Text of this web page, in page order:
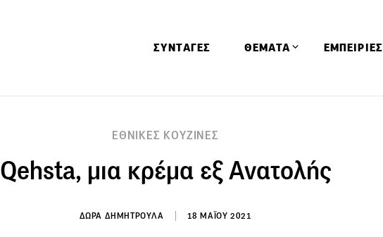
ΣΥΝΤΑΓΕΣ ΘΕΜΑΤΑ
Ειδήσεις
Οινοπνευματώδη
ΕΜΠΕΙΡΙΕΣ
Μαγαζιά
Πρόσωπα
ΕΘΝΙΚΕΣ ΚΟΥΖΙΝΕΣ
Qehsta, μια κρέμα εξ Ανατολής
ΔΩΡΑ ΔΗΜΗΤΡΟΥΛΑ 18 ΜΑΪΟΥ 2021